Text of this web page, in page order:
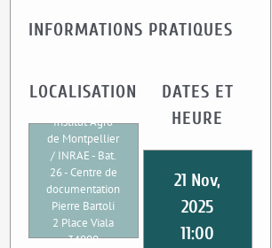
INFORMATIONS PRATIQUES
LOCALISATION
Institut Agro
de Montpellier
/ INRAE - Bat.
26 - Centre de
documentation
Pierre Bartoli
2 Place Viala
34000
DATES ET
HEURE
21 Nov,
2025
11:00